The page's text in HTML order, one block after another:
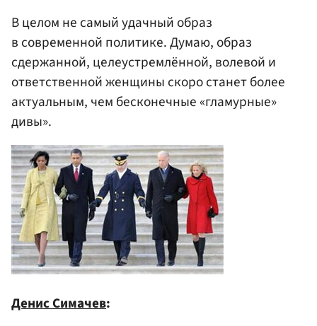
В целом не самый удачный образ
в современной политике. Думаю, образ
сдержанной, целеустремлённой, волевой и
ответственной женщины скоро станет более
актуальным, чем бесконечные «гламурные»
дивы».
Денис Симачев: